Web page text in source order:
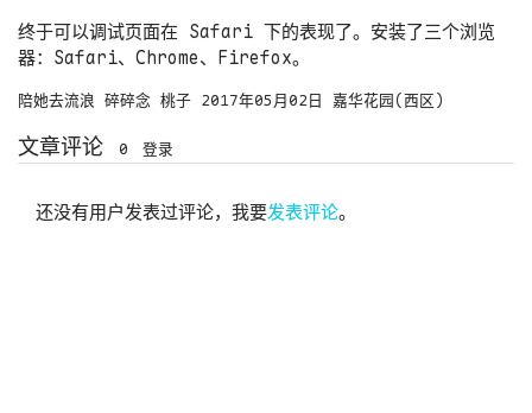
终于可以调试页面在 Safari 下的表现了。安装了三个浏览
器：Safari、Chrome、Firefox。
陪她去流浪 碎碎念 桃子 2017年05月02日 嘉华花园(西区)
文章评论 0 登录
还没有用户发表过评论，我要发表评论。